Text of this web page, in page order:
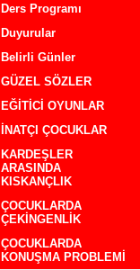
Ders Programı
Duyurular
Belirli Günler
GÜZEL SÖZLER
EĞİTİCİ OYUNLAR
İNATÇI ÇOCUKLAR
KARDEŞLER
ARASINDA
KISKANÇLIK
ÇOCUKLARDA
ÇEKİNGENLİK
ÇOCUKLARDA
KONUŞMA PROBLEMİ